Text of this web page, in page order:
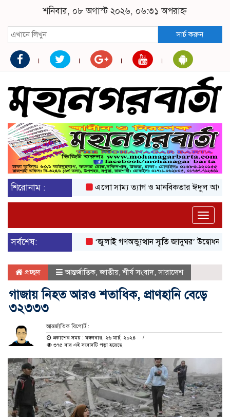
শনিবার, ০৮ অগাস্ট ২০২৬, ০৬:৩১ অপরাহ্ন
সার্চ করুন
শিরোনাম : এলো সাম্য ত্যাগ ও মানবিকতার ঈদুল আজহা
Toggle
সর্বশেষ:
‘জুলাই গণঅভ্যুত্থান স্মৃতি জাদুঘর’ উদ্বোধন করলেন
প্রচ্ছদ আন্তর্জাতিক,জাতীয়,শীর্ষ সংবাদ,সারাদেশ
গাজায় নিহত আরও শতাধিক, প্রাণহানি বেড়ে
৩২৩৩৩
আন্তর্জাতিক রিপোর্ট :
প্রকাশের সময় : মঙ্গলবার, ২৬ মার্চ, ২০২৪
৩৭৫ বার এই সংবাদটি পড়া হয়েছে